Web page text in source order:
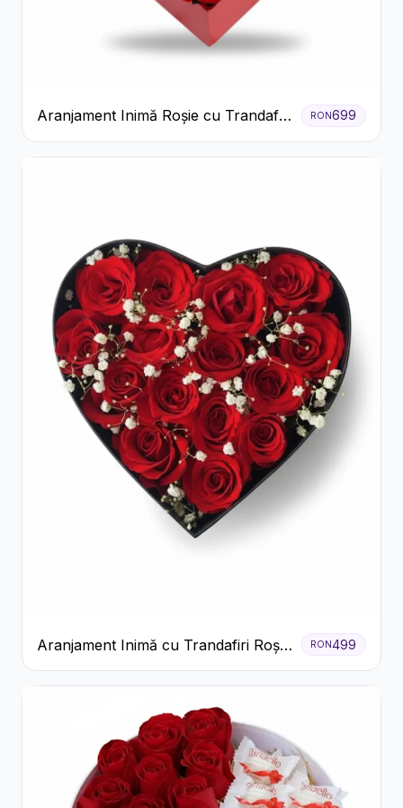
Aranjament Inimă Roșie cu Trandafiri
și Ferrero Rocher Premium
RON699
Aranjament Inimă cu Trandafiri Roșii
și Floarea Miresei
RON 499